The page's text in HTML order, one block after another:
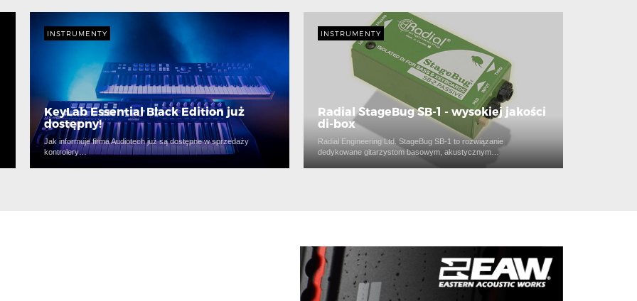
INSTRUMENTY
KeyLab Essential Black Edition już
dostępny!
Jak informuje firma Audiotech już są dostępne w sprzedaży
kontrolery…
INSTRUMENTY
Radial StageBug SB-1 - wysokiej jakości
di-box
Radial Engineering Ltd. StageBug SB-1 to rozwiązanie
dedykowane gitarzystom basowym, akustycznym…